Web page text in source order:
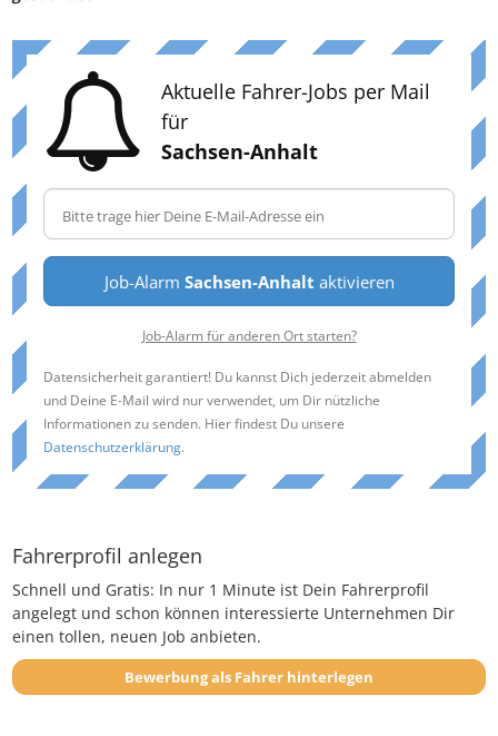
Aktuelle Fahrer-Jobs per Mail
für
Sachsen-Anhalt
Job-Alarm Sachsen-Anhalt aktivieren
Job-Alarm für anderen Ort starten?
Datensicherheit garantiert! Du kannst Dich jederzeit abmelden
und Deine E-Mail wird nur verwendet, um Dir nützliche
Informationen zu senden. Hier findest Du unsere
Datenschutzerklärung.
Fahrerprofil anlegen
Schnell und Gratis: In nur 1 Minute ist Dein Fahrerprofil
angelegt und schon können interessierte Unternehmen Dir
einen tollen, neuen Job anbieten.
Bewerbung als Fahrer hinterlegen